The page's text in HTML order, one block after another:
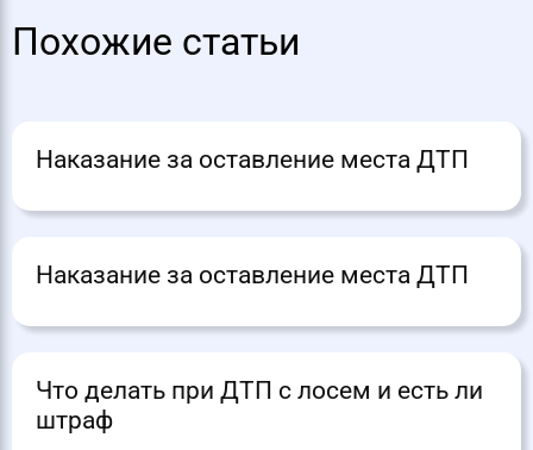
Похожие статьи
Наказание за оставление места ДТП
Наказание за оставление места ДТП
Что делать при ДТП с лосем и есть ли
штраф